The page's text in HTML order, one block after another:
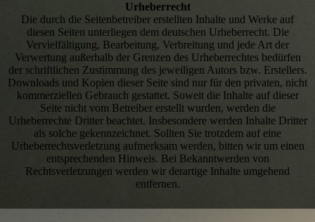
Urheberrecht
Die durch die Seitenbetreiber erstellten Inhalte und Werke auf
diesen Seiten unterliegen dem deutschen Urheberrecht. Die
Vervielfältigung, Bearbeitung, Verbreitung und jede Art der
Verwertung außerhalb der Grenzen des Urheberrechtes bedürfen
der schriftlichen Zustimmung des jeweiligen Autors bzw. Erstellers.
Downloads und Kopien dieser Seite sind nur für den privaten, nicht
kommerziellen Gebrauch gestattet. Soweit die Inhalte auf dieser
Seite nicht vom Betreiber erstellt wurden, werden die
Urheberrechte Dritter beachtet. Insbesondere werden Inhalte Dritter
als solche gekennzeichnet. Sollten Sie trotzdem auf eine
Urheberrechtsverletzung aufmerksam werden, bitten wir um einen
entsprechenden Hinweis. Bei Bekanntwerden von
Rechtsverletzungen werden wir derartige Inhalte umgehend
entfernen.